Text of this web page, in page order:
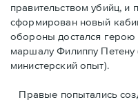
правительством убийц, и
сформирован новый
обороны достался
маршалу Филиппу
министерский опыт).
Правые пoпытались